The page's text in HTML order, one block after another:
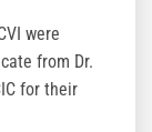
were
from Dr.
for their